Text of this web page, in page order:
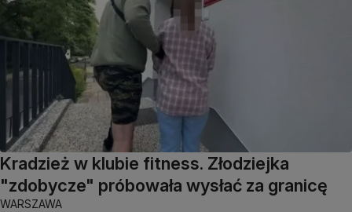
Kradzież w klubie fitness. Złodziejka
"zdobycze" próbowała wysłać za granicę
WARSZAWA